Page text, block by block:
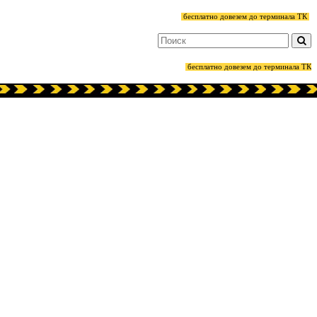
бесплатно довезем до терминала ТК
бесплатно довезем до терминала ТК